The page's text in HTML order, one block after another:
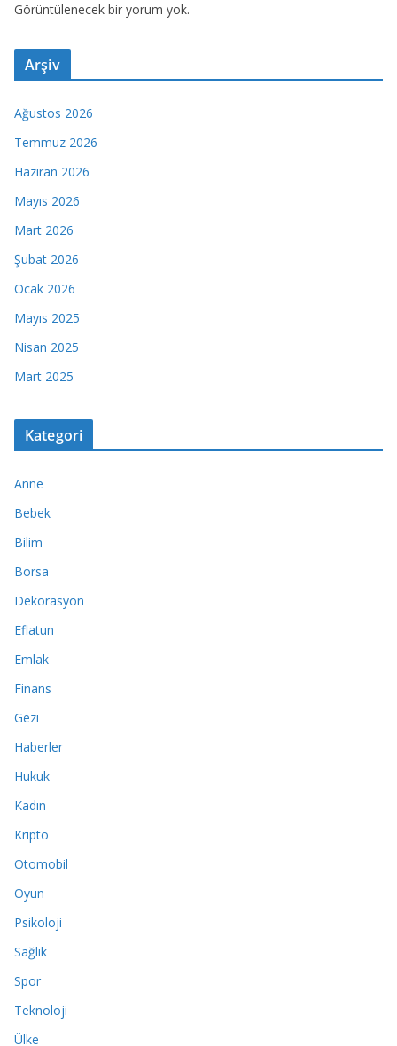
Görüntülenecek bir yorum yok.
Arşiv
Ağustos 2026
Temmuz 2026
Haziran 2026
Mayıs 2026
Mart 2026
Şubat 2026
Ocak 2026
Mayıs 2025
Nisan 2025
Mart 2025
Kategori
Anne
Bebek
Bilim
Borsa
Dekorasyon
Eflatun
Emlak
Finans
Gezi
Haberler
Hukuk
Kadın
Kripto
Otomobil
Oyun
Psikoloji
Sağlık
Spor
Teknoloji
Ülke